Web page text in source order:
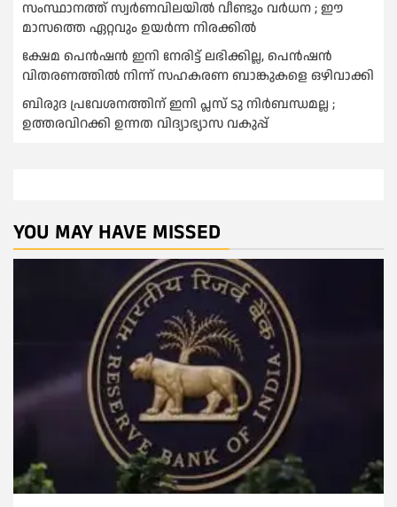
സംസ്ഥാനത്ത് സ്വര്‍ണവിലയില്‍ വീണ്ടും വര്‍ധന ; ഈ
മാസത്തെ ഏറ്റവും ഉയര്‍ന്ന നിരക്കില്‍
ക്ഷേമ പെൻഷൻ ഇനി നേരിട്ട് ലഭിക്കില്ല, പെൻഷൻ
വിതരണത്തില്‍ നിന്ന് സഹകരണ ബാങ്കുകളെ ഒഴിവാക്കി
ബിരുദ പ്രവേശനത്തിന് ഇനി പ്ലസ് ടു നിര്‍ബന്ധമല്ല ;
ഉത്തരവിറക്കി ഉന്നത വിദ്യാഭ്യാസ വകുപ്പ്
YOU MAY HAVE MISSED